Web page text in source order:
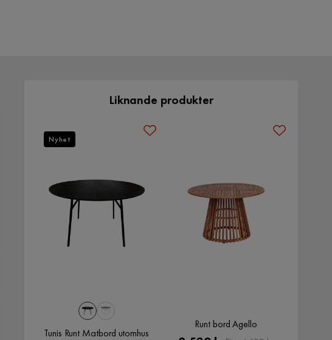
Liknande produkter
Tunis Runt Matbord utomhus
Nyhet
Runt bord Agello